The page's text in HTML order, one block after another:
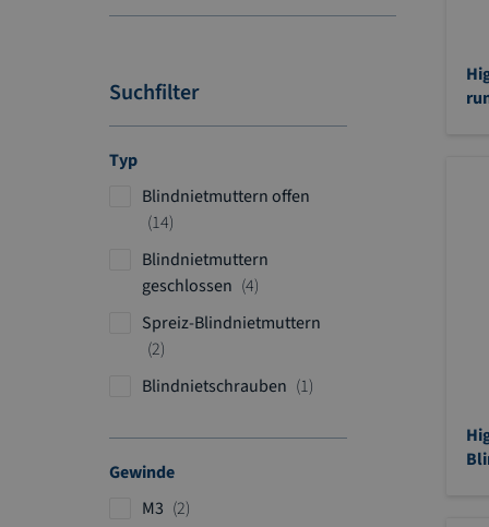
Suchfilter
Typ
Blindnietmuttern offen
14A
k
l
Blindnietmuttern
geschlossen 4A
r
k
l
Spreiz-Blindnietmuttern
2A
e
l
Blindnietschrauben 1A
t
Gewinde
M3 2A